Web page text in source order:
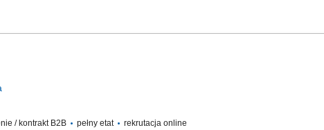
/ kontrakt B2B pełny etat rekrutacja online